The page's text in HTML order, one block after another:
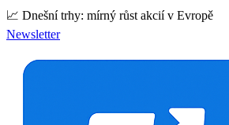
📈 Dnešní trhy: mírný růst akcií v Evropě
Newsletter